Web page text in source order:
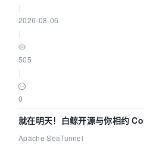
2026-08-06
505
0
就在明天！白鲸开源与你相约
2026 主题演讲！
Apache SeaTunnel